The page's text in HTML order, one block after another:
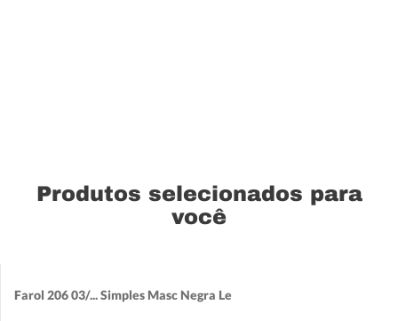
Produtos selecionados para
você
Farol 206 03/... Simples Masc Negra Le